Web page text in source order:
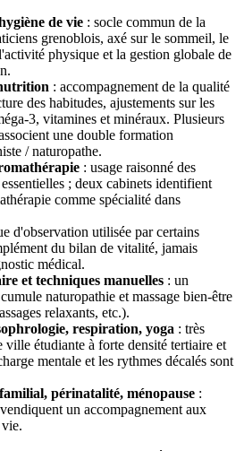
de vie : socle commun de la
grenoblois, axé sur le sommeil, le
physique et la gestion globale de
: accompagnement de la qualité
des habitudes, ajustements sur les
3, vitamines et minéraux. Plusieurs
une double formation
/ naturopathe.
: usage raisonné des
; deux cabinets identifient
comme spécialité dans
d'observation utilisée par certains
du bilan de vitalité, jamais
médical.
et techniques manuelles : un
naturopathie et massage bien-être
relaxants, etc.).
respiration, yoga : très
ville étudiante à forte densité tertiaire et
mentale et les rythmes décalés sont
périnatalité, ménopause :
un accompagnement aux